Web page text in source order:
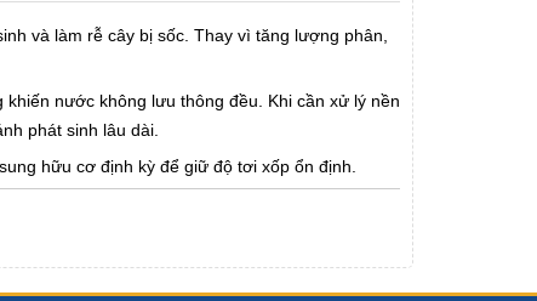
và làm rễ cây bị sốc. Thay vì tăng lượng phân,
nước không lưu thông đều. Khi cần xử lý nền
phát sinh lâu dài.
hữu cơ định kỳ để giữ độ tơi xốp ổn định.